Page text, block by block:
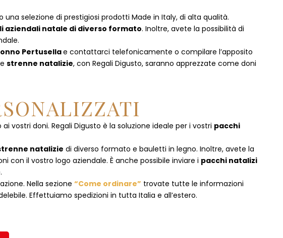
una selezione di prestigiosi prodotti Made in Italy, di alta qualità.
aziendali natale di diverso formato. Inoltre, avete la possibilità di
Pertusellae contattarci telefonicamente o compilare l’apposito
strenne natalizie, con Regali Digusto, saranno apprezzate come doni
vostri doni. Regali Digusto è la soluzione ideale per i vostri pacchi
natalizie di diverso formato e bauletti in legno. Inoltre, avete la
il vostro logo aziendale. È anche possibile inviare i pacchi natalizi
Nella sezione “Come ordinare” trovate tutte le informazioni
Effettuiamo spedizioni in tutta Italia e all’estero.